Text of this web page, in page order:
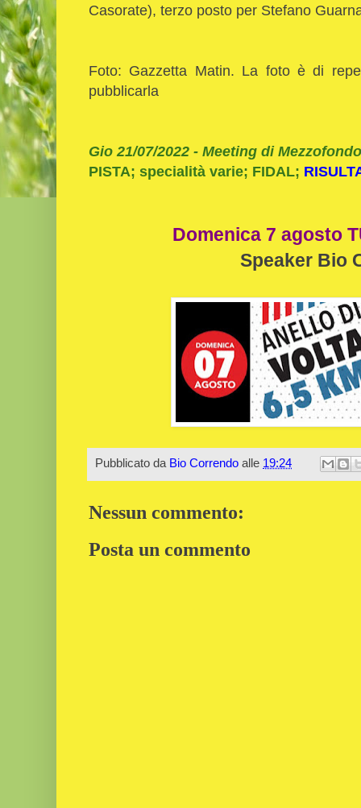
Casorate), terzo posto per Stefano
Foto: Gazzetta Matin. La foto è di
pubblicarla
Gio 21/07/2022 - Meeting di
PISTA; specialità varie; FIDAL;
Domenica 7 agosto
Speaker Bio
Pubblicato da Bio Correndo alle 19:24
Nessun commento:
Posta un commento